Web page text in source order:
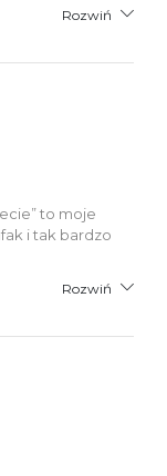
Rozwiń
to moje
i tak bardzo
Rozwiń